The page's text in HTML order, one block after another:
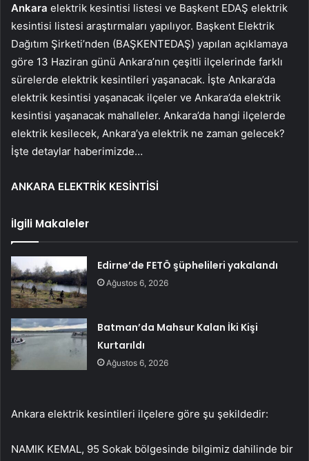
Ankara elektrik kesintisi listesi ve Başkent EDAŞ elektrik
kesintisi listesi araştırmaları yapılıyor. Başkent Elektrik
Dağıtım Şirketi’nden (BAŞKENTEDAŞ) yapılan açıklamaya
göre 13 Haziran günü Ankara’nın çeşitli ilçelerinde farklı
sürelerde elektrik kesintileri yaşanacak. İşte Ankara’da
elektrik kesintisi yaşanacak ilçeler ve Ankara’da elektrik
kesintisi yaşanacak mahalleler. Ankara’da hangi ilçelerde
elektrik kesilecek, Ankara’ya elektrik ne zaman gelecek?
İşte detaylar haberimizde…
ANKARA ELEKTRİK KESİNTİSİ
İlgili Makaleler
Edirne’de FETÖ şüphelileri yakalandı
Ağustos 6, 2026
Batman’da Mahsur Kalan İki Kişi
Kurtarıldı
Ağustos 6, 2026
Ankara elektrik kesintileri ilçelere göre şu şekildedir:
NAMIK KEMAL, 95 Sokak bölgesinde bilgimiz dahilinde bir